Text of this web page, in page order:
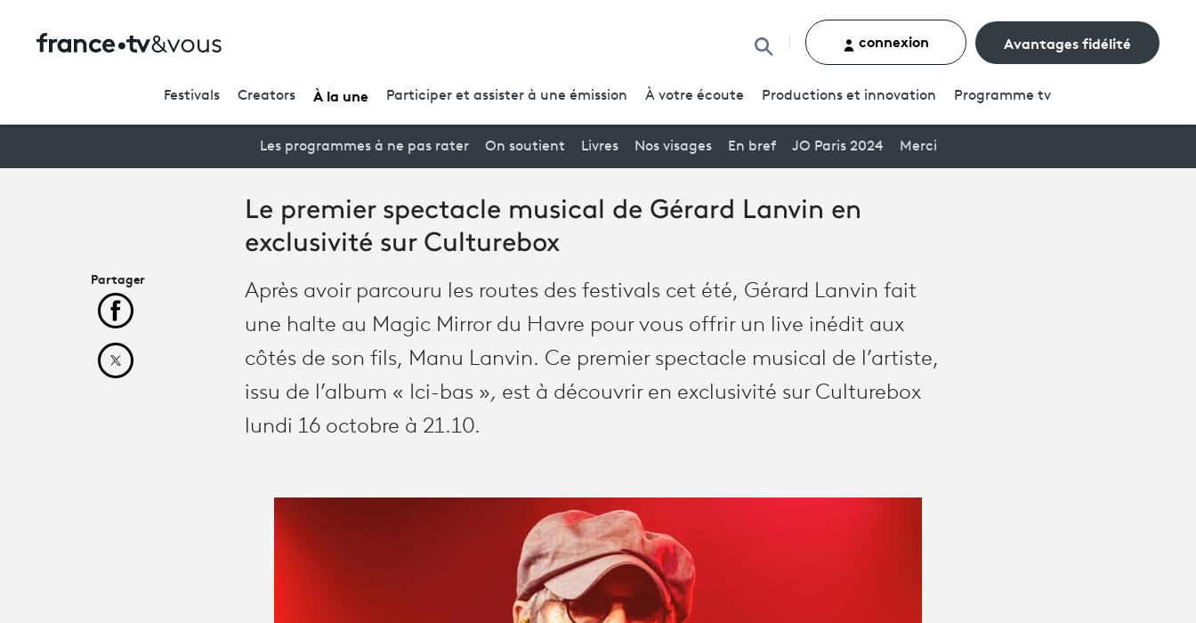
Rechercher un contenu
connexion Avantages fidélité
Festivals Creators À la une Participer et assister à une émission À votre écoute Productions et innovation Programme tv
Les programmes à ne pas rater On soutient Livres Nos visages En bref JO Paris 2024 Merci
Le premier spectacle musical de Gérard Lanvin en
exclusivité sur Culturebox
Après avoir parcouru les routes des festivals cet été, Gérard Lanvin fait
une halte au Magic Mirror du Havre pour vous offrir un live inédit aux
côtés de son fils, Manu Lanvin. Ce premier spectacle musical de l’artiste,
issu de l’album « Ici-bas », est à découvrir en exclusivité sur Culturebox
lundi 16 octobre à 21.10.
Partager
Partager cet article sur Facebook
Partager cet article sur X